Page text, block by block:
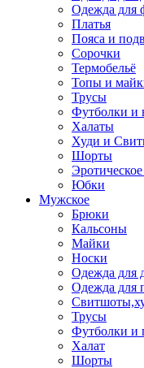
Одежда для
Платья
Пояса и
Сорочки
Термобельё
Топы и
Трусы
Футболки и
Халаты
Худи и
Шорты
Эротическое
Юбки
Мужское
Брюки
Кальсоны
Майки
Носки
Одежда для
Одежда для
Трусы
Футболки и
Халат
Шорты